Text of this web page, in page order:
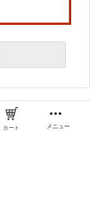
カート メニュー